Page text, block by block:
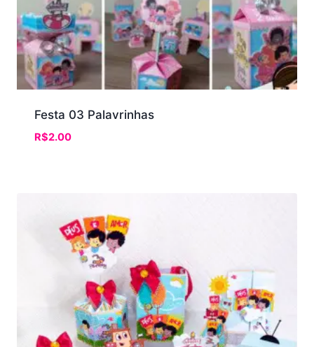
Festa 03 Palavrinhas
R$2.00